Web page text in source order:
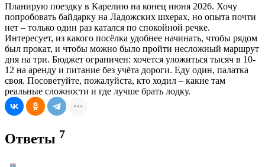
Планирую поездку в Карелию на конец июня 2026. Хочу
попробовать байдарку на Ладожских шхерах, но опыта почти
нет – только один раз катался по спокойной речке.
Интересует, из какого посёлка удобнее начинать, чтобы рядом
был прокат, и чтобы можно было пройти несложный маршрут
дня на три. Бюджет ограничен: хочется уложиться тысяч в 10-
12 на аренду и питание без учёта дороги. Еду один, палатка
своя. Посоветуйте, пожалуйста, кто ходил – какие там
реальные сложности и где лучше брать лодку.
Ответы 7